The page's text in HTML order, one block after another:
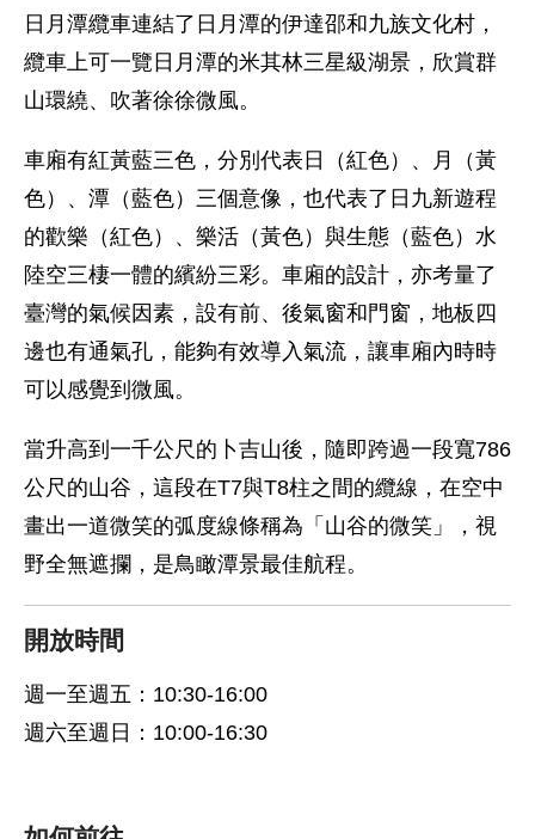
日月潭纜車連結了日月潭的伊達邵和九族文化村，
纜車上可一覽日月潭的米其林三星級湖景，欣賞群
山環繞、吹著徐徐微風。
車廂有紅黃藍三色，分別代表日（紅色）、月（黃
色）、潭（藍色）三個意像，也代表了日九新遊程
的歡樂（紅色）、樂活（黃色）與生態（藍色）水
陸空三棲一體的繽紛三彩。車廂的設計，亦考量了
臺灣的氣候因素，設有前、後氣窗和門窗，地板四
邊也有通氣孔，能夠有效導入氣流，讓車廂內時時
可以感覺到微風。
當升高到一千公尺的卜吉山後，隨即跨過一段寬786
公尺的山谷，這段在T7與T8柱之間的纜線，在空中
畫出一道微笑的弧度線條稱為「山谷的微笑」，視
野全無遮攔，是鳥瞰潭景最佳航程。
開放時間
週一至週五：10:30-16:00
週六至週日：10:00-16:30